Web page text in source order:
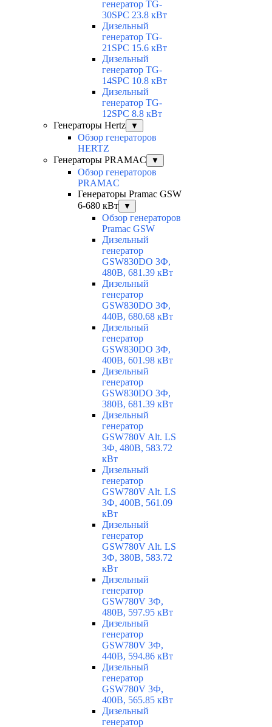
генератор TG-
30SPC 23.8 кВт
Дизельный
генератор TG-
21SPC 15.6 кВт
Дизельный
генератор TG-
14SPC 10.8 кВт
Дизельный
генератор TG-
12SPC 8.8 кВт
Генераторы Hertz
▼
Обзор генераторов
HERTZ
Генераторы PRAMAC
▼
Обзор генераторов
PRAMAC
Генераторы Pramac GSW
6-680 кВт
▼
Обзор генераторов
Pramac GSW
Дизельный
генератор
GSW830DO 3Ф,
480В, 681.39 кВт
Дизельный
генератор
GSW830DO 3Ф,
440В, 680.68 кВт
Дизельный
генератор
GSW830DO 3Ф,
400В, 601.98 кВт
Дизельный
генератор
GSW830DO 3Ф,
380В, 681.39 кВт
Дизельный
генератор
GSW780V Alt. LS
3Ф, 480В, 583.72
кВт
Дизельный
генератор
GSW780V Alt. LS
3Ф, 400В, 561.09
кВт
Дизельный
генератор
GSW780V Alt. LS
3Ф, 380В, 583.72
кВт
Дизельный
генератор
GSW780V 3Ф,
480В, 597.95 кВт
Дизельный
генератор
GSW780V 3Ф,
440В, 594.86 кВт
Дизельный
генератор
GSW780V 3Ф,
400В, 565.85 кВт
Дизельный
генератор